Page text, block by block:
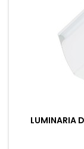
LUMINARIA